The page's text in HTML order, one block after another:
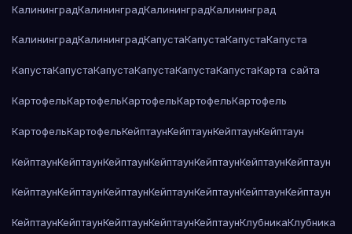
КалининградКалининградКалининградКалининград
КалининградКалининградКапустаКапустаКапустаКапуста
КапустаКапустаКапустаКапустаКапустаКапустаКарта сайта
КартофельКартофельКартофельКартофельКартофель
КартофельКартофельКейптаунКейптаунКейптаунКейптаун
КейптаунКейптаунКейптаунКейптаунКейптаунКейптаунКейптаун
КейптаунКейптаунКейптаунКейптаунКейптаунКейптаунКейптаун
КейптаунКейптаунКейптаунКейптаунКейптаунКлубникаКлубника